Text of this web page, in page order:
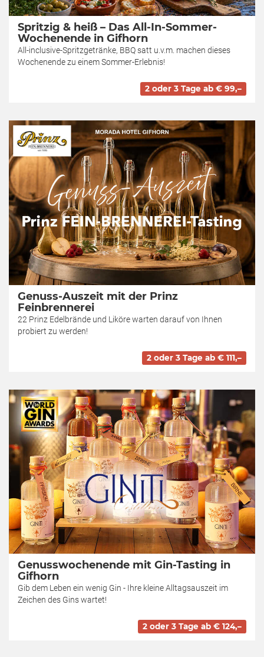
Spritzig & heiß – Das All-In-Sommer-
Wochenende in Gifhorn
All-inclusive-Spritzgetränke, BBQ satt u.v.m. machen dieses
Wochenende zu einem Sommer-Erlebnis!
2 oder 3 Tage ab € 99,–
Genuss-Auszeit mit der Prinz
Feinbrennerei
22 Prinz Edelbrände und Liköre warten darauf von Ihnen
probiert zu werden!
2 oder 3 Tage ab € 111,–
Genusswochenende mit Gin-Tasting in
Gifhorn
Gib dem Leben ein wenig Gin - Ihre kleine Alltagsauszeit im
Zeichen des Gins wartet!
2 oder 3 Tage ab € 124,–